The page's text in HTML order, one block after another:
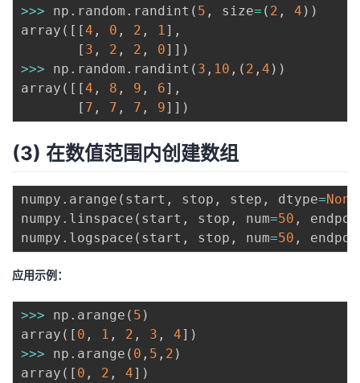
>>> np . random . randint ( 5 , size= ( 2 , 4 ) )
array ( [ [4 , 0 , 2 , 1 ] ,
[ 3 , 2 , 2 , 0] ] )
>>> np . random . randint ( 3 , 10 , ( 2 , 4 ) )
array ( [ [4 , 8 , 9 , 6] ,
[ 7 , 7 , 7 , 9] ] )
(3) 在数值范围内创建数组
numpy . arange ( start , stop , step , dtype=None
numpy . linspace ( start , stop , num=50 ,
numpy . logspace ( start , stop , num=50 ,
应用示例：
>>> np . arange ( 5 )
array ( [ 0 , 1 , 2 , 3 , 4] )
>>> np . arange ( 0 , 5 , 2 )
array ( [ 0 , 2 , 4] )